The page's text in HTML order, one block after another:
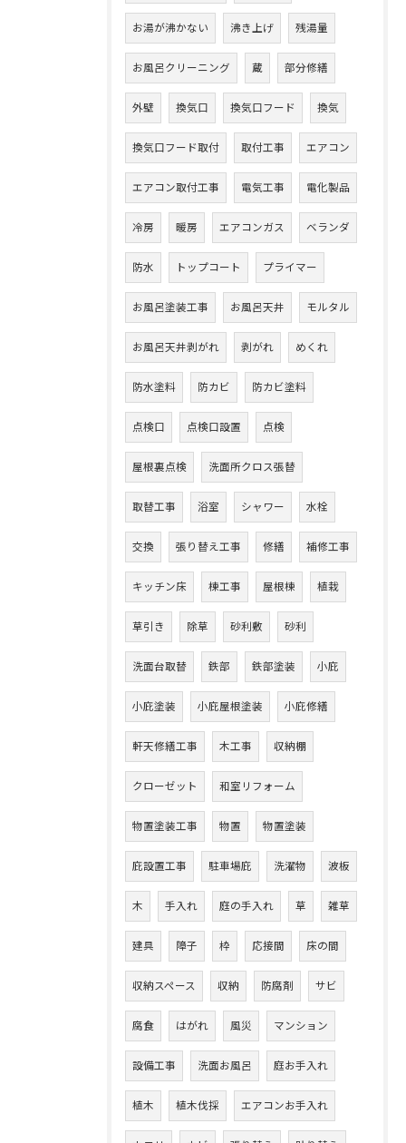
お湯が沸かない 沸き上げ 残湯量
お風呂クリーニング 蔵 部分修繕
外壁 換気口 換気口フード 換気
換気口フード取付 取付工事 エアコン
エアコン取付工事 電気工事 電化製品
冷房 暖房 エアコンガス ベランダ
防水 トップコート プライマー
お風呂塗装工事 お風呂天井 モルタル
お風呂天井剥がれ 剥がれ めくれ
防水塗料 防カビ 防カビ塗料
点検口 点検口設置 点検
屋根裏点検 洗面所クロス張替
取替工事 浴室 シャワー 水栓
交換 張り替え工事 修繕 補修工事
キッチン床 棟工事 屋根棟 植栽
草引き 除草 砂利敷 砂利
洗面台取替 鉄部 鉄部塗装 小庇
小庇塗装 小庇屋根塗装 小庇修繕
軒天修繕工事 木工事 収納棚
クローゼット 和室リフォーム
物置塗装工事 物置 物置塗装
庇設置工事 駐車場庇 洗濯物 波板
木 手入れ 庭の手入れ 草 雑草
建具 障子 枠 応接間 床の間
収納スペース 収納 防腐剤 サビ
腐食 はがれ 風災 マンション
設備工事 洗面お風呂 庭お手入れ
植木 植木伐採 エアコンお手入れ